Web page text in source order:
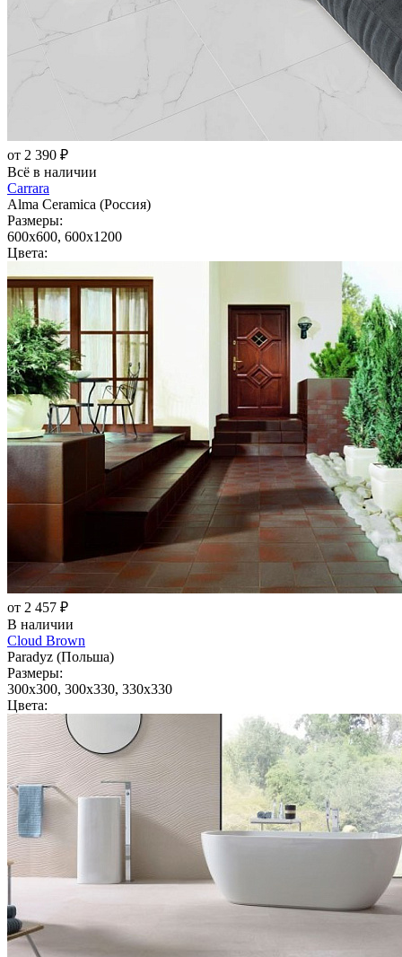
от 2 390 ₽
Всё в наличии
Carrara
Alma Ceramica (Россия)
Размеры:
600x600, 600x1200
Цвета:
от 2 457 ₽
В наличии
Cloud Brown
Paradyz (Польша)
Размеры:
300x300, 300x330, 330x330
Цвета: